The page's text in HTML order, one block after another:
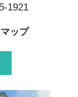
1921
ップ